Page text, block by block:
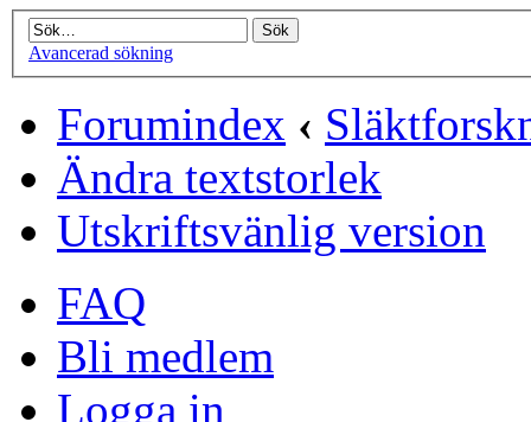
Avancerad sökning
Forumindex ‹
Ändra textstorlek
Utskriftsvänlig version
FAQ
Bli medlem
Logga in